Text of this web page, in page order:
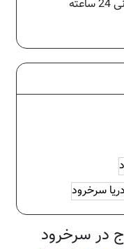
سرخرود
در سرخرود